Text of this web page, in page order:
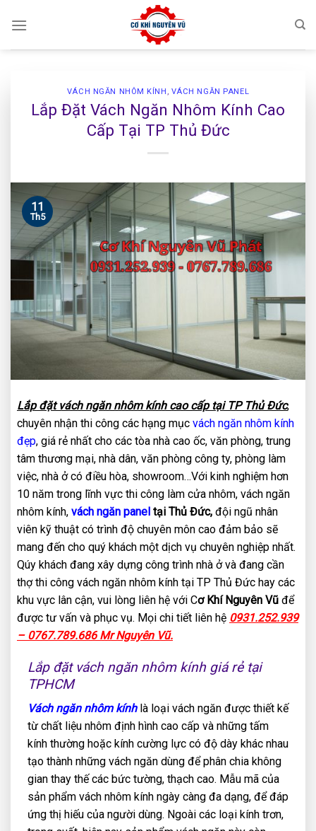
VÁCH NGĂN NHÔM KÍNH , VÁCH NGĂN PANEL
Lắp Đặt Vách Ngăn Nhôm Kính Cao
Cấp Tại TP Thủ Đức
11
Th5
Lắp đặt vách ngăn nhôm kính cao cấp tại TP Thủ Đức,
chuyên nhận thi công các hạng mục vách ngăn nhôm kính
đẹp, giá rẻ nhất cho các tòa nhà cao ốc, văn phòng, trung
tâm thương mại, nhà dân, văn phòng công ty, phòng làm
việc, nhà ở có điều hòa, showroom…Với kinh nghiệm hơn
10 năm trong lĩnh vực thi công làm cửa nhôm, vách ngăn
nhôm kính, vách ngăn panel tại Thủ Đức, đội ngũ nhân
viên kỹ thuật có trình độ chuyên môn cao đảm bảo sẽ
mang đến cho quý khách một dịch vụ chuyên nghiệp nhất.
Qúy khách đang xây dựng công trình nhà ở và đang cần
thợ thi công vách ngăn nhôm kính tại TP Thủ Đức hay các
khu vực lân cận, vui lòng liên hệ với Cơ Khí Nguyên Vũ để
được tư vấn và phục vụ. Mọi chi tiết liên hệ 0931.252.939
– 0767.789.686 Mr Nguyên Vũ.
Lắp đặt vách ngăn nhôm kính giá rẻ tại
TPHCM
Vách ngăn nhôm kínhlà loại vách ngăn được thiết kế
từ chất liệu nhôm định hình cao cấp và những tấm
kính thường hoặc kính cường lực có độ dày khác nhau
tạo thành những vách ngăn dùng để phân chia không
gian thay thế các bức tường, thạch cao. Mẫu mã của
sản phẩm vách nhôm kính ngày càng đa dạng, để đáp
ứng thị hiếu của người dùng. Ngoài các loại kính trơn,